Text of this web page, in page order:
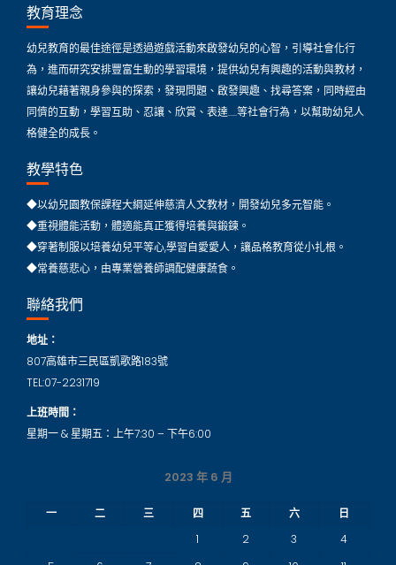
教育理念
幼兒教育的最佳途徑是透過遊戲活動來啟發幼兒的心智，引導社會化行
為，進而研究安排豐富生動的學習環境，提供幼兒有興趣的活動與教材，
讓幼兒藉著親身參與的探索，發現問題、啟發興趣、找尋答案，同時經由
同儕的互動，學習互助、忍讓、欣賞、表達…..等社會行為，以幫助幼兒人
格健全的成長。
教學特色
◆以幼兒園教保課程大綱延伸慈濟人文教材，開發幼兒多元智能。
◆重視體能活動，體適能真正獲得培養與鍛鍊。
◆穿著制服以培養幼兒平等心,學習自愛愛人，讓品格教育從小扎根。
◆常養慈悲心，由專業營養師調配健康蔬食。
聯絡我們
地址：
807高雄市三民區凱歌路183號
TEL:07-2231719
上班時間：
星期一 & 星期五：上午7:30 – 下午6:00
2023 年 6 月
一 二 三 四 五 六
日
1
2 3
4